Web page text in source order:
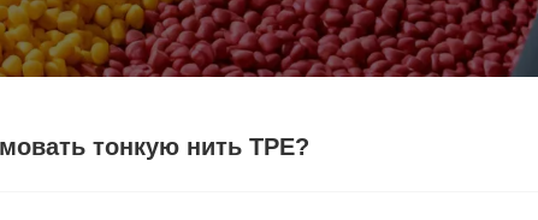
тонкую нить TPE?